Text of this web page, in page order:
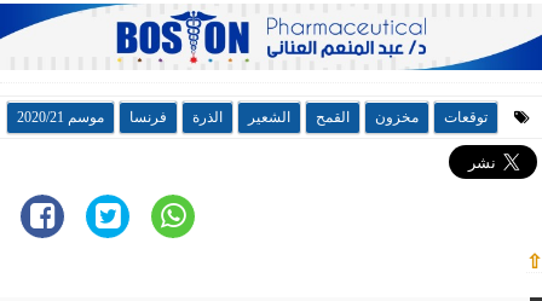
توقعات مخزون القمح الشعير الذرة فرنسا موسم 2020/21
⇧